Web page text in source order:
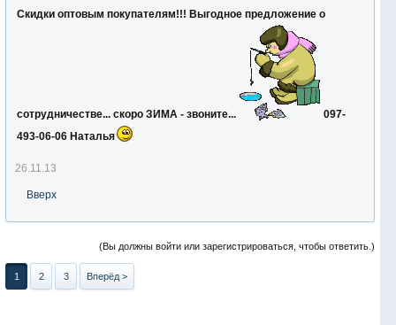
Скидки оптовым покупателям!!! Выгодное предложение о
сотрудничестве... скоро ЗИМА - звоните...
097-
493-06-06 Наталья
26.11.13
Вверх
(Вы должны войти или зарегистрироваться, чтобы ответить.)
1 2 3 Вперёд >